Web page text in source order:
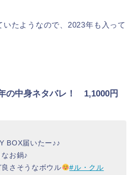
たようなので、2023年も入って
の中身ネタバレ！ 1,1000円
BOX届いたー♪♪
お鍋♪
さそうなボウル
#ル・クル